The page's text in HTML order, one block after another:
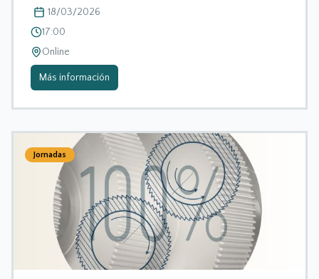
18/03/2026
17:00
Online
Más información
Jornadas